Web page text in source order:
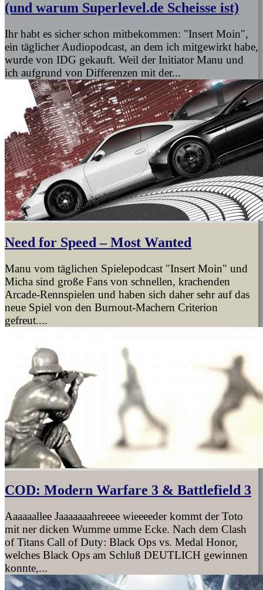
(und warum Superlevel.de Scheisse ist)
Ihr habt es sicher schon mitbekommen: "Insert Moin",
ein täglicher Audiopodcast, an dem ich mitgewirkt habe,
wurde von IDG gekauft. Weil der Initiator Manu und
ich aufgrund von Differenzen mit der...
Need for Speed – Most Wanted
Manu vom täglichen Spielepodcast "Insert Moin" und
Micha sind große Fans von schnellen, krachenden
Arcade-Rennspielen und haben sich daher sehr auf das
neue Spiel von den Burnout-Machern Criterion
gefreut....
COD: Modern Warfare 3 & Battlefield 3
Aaaaaallee Jaaaaaaahreeee wieeeeder kommt der Toto
mit ner dicken Wumme umme Ecke. Nach dem Clash
of Titans Call of Duty: Black Ops vs. Medal Honor,
welches Black Ops am Schluß DEUTLICH gewinnen
konnte,...